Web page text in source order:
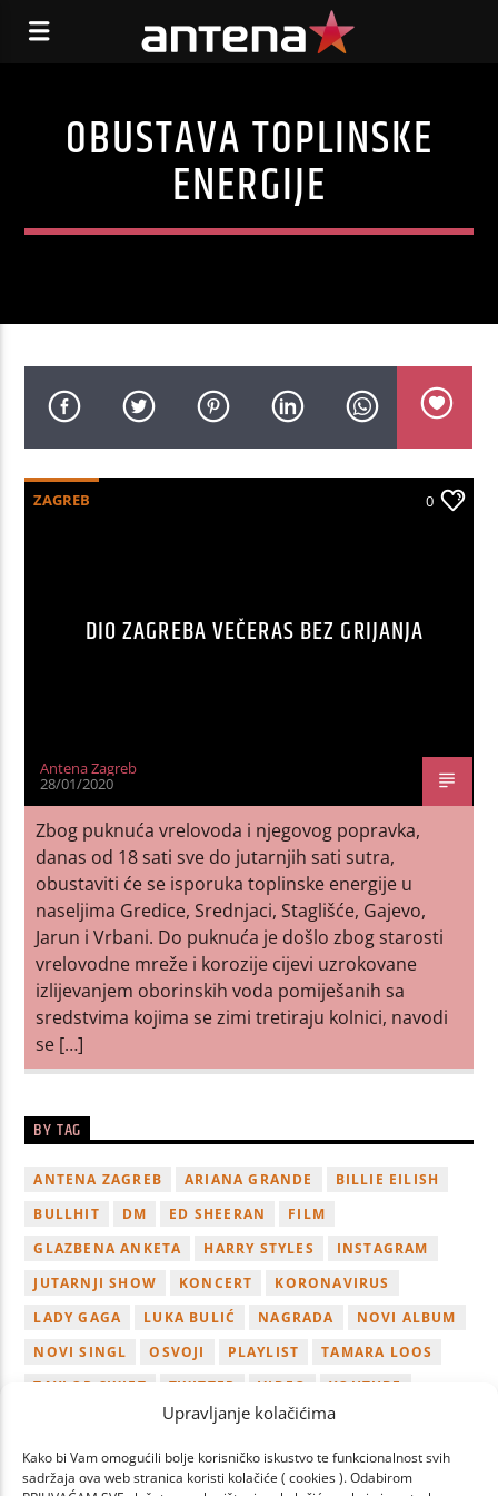
Upravljanje kolačićima
Kako bi Vam omogućili bolje korisničko iskustvo te funkcionalnost svih
sadržaja ova web stranica koristi kolačiće ( cookies ). Odabirom
OBUSTAVA TOPLINSKE
ENERGIJE
ZAGREB 0
DIO ZAGREBA VEČERAS BEZ GRIJANJA
Antena Zagreb
28/01/2020
Zbog puknuća vrelovoda i njegovog popravka,
danas od 18 sati sve do jutarnjih sati sutra,
obustaviti će se isporuka toplinske energije u
naseljima Gredice, Srednjaci, Staglišće, Gajevo,
Jarun i Vrbani. Do puknuća je došlo zbog starosti
vrelovodne mreže i korozije cijevi uzrokovane
izlijevanjem oborinskih voda pomiješanih sa
sredstvima kojima se zimi tretiraju kolnici, navodi
se […]
BY TAG
ANTENA ZAGREB ARIANA GRANDE
BILLIE EILISH
BULLHIT
DM ED SHEERAN
FILM
GLAZBENA ANKETA
HARRY STYLES
INSTAGRAM
JUTARNJI SHOW
KONCERT
KORONAVIRUS
LADY GAGA
LUKA BULIĆ NAGRADA
NOVI ALBUM
NOVI SINGL
OSVOJI PLAYLIST
TAMARA LOOS
TAYLOR SWIFT
TWITTER VIDEO
YOUTUBE